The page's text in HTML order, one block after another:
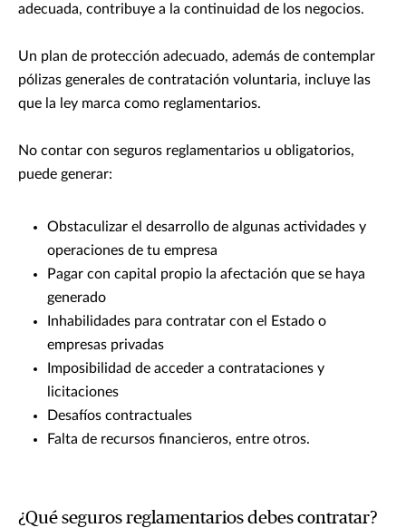
adecuada, contribuye a la continuidad de los negocios.
Un plan de protección adecuado, además de contemplar
pólizas generales de contratación voluntaria, incluye las
que la ley marca como reglamentarios.
No contar con seguros reglamentarios u obligatorios,
puede generar:
Obstaculizar el desarrollo de algunas actividades y
operaciones de tu empresa
Pagar con capital propio la afectación que se haya
generado
Inhabilidades para contratar con el Estado o
empresas privadas
Imposibilidad de acceder a contrataciones y
licitaciones
Desafíos contractuales
Falta de recursos financieros, entre otros.
¿Qué seguros reglamentarios debes contratar?